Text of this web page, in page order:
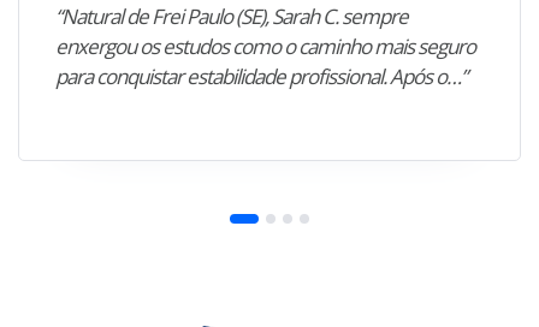
“Natural de Frei Paulo (SE), Sarah C. sempre
enxergou os estudos como o caminho mais seguro
para conquistar estabilidade profissional. Após o…”